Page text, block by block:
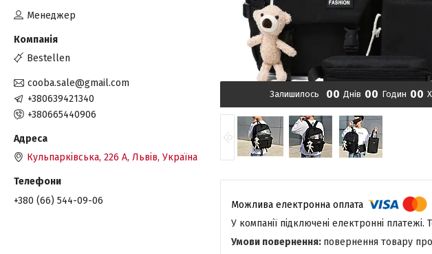
Залишилось 00 Днів 00 Годин 00
У компанії підключені електронні
повернення товару
Менеджер
Bestellen
cooba.sale@gmail.com
+380639421340
+380665440906
Кульпарківська, 226 А, Львів, Україна
+380 (66) 544-09-06